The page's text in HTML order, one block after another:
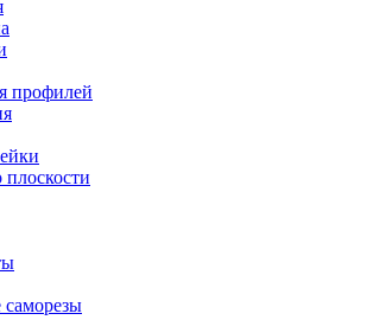
профилей